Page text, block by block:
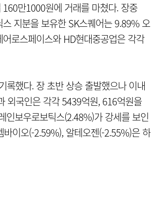
만1000원에 거래를 마쳤다. 장중
지분을 보유한 SK스퀘어는 9.89% 오
로스페이스와 HD현대중공업은 각각
했다. 장 초반 상승 출발했으나 이내
외국인은 각각 5439억원, 616억원을
인보우로보틱스(2.48%)가 강세를 보인
이오(-2.59%), 알테오젠(-2.55%)은 하